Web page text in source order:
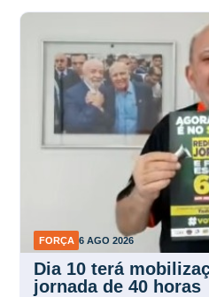
FORÇA 6 AGO 2026
Dia 10 terá
jornada de 40 horas